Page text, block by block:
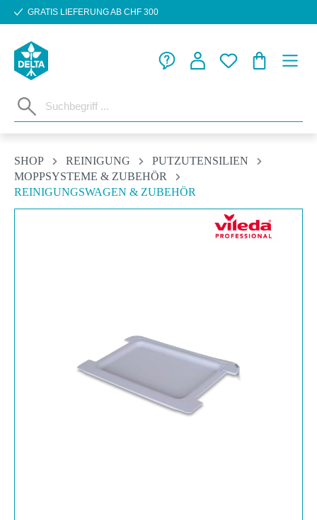
Zum Hauptinhalt springen
GRATIS LIEFERUNG AB CHF 300
SHOP REINIGUNG
PUTZUTENSILIEN
MOPPSYSTEME & ZUBEHÖR
REINIGUNGSWAGEN & ZUBEHÖR